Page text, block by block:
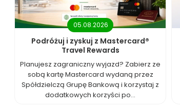
05.08.2026
Podróżuj i zyskuj z Mastercard®
Travel Rewards
Planujesz zagraniczny wyjazd? Zabierz ze
sobą kartę Mastercard wydaną przez
Spółdzielczą Grupę Bankową i korzystaj z
dodatkowych korzyści po...